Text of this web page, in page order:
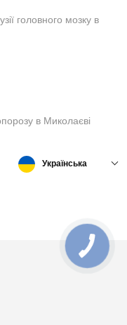
головного мозку в
в Миколаєві
Українська